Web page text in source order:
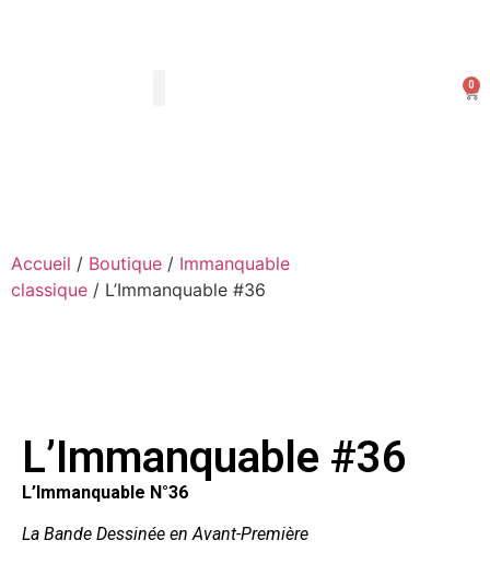
0
Accueil / Boutique / Immanquable
classique / L’Immanquable #36
L’Immanquable #36
L’Immanquable N°36
La Bande Dessinée en Avant-Première